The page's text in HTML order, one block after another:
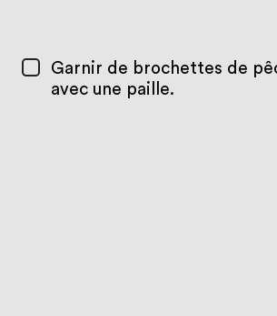
Garnir de brochettes de
avec une paille.